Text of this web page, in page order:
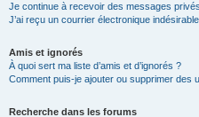
Je continue à recevoir des messages
J’ai reçu un courrier électronique
Amis et ignorés
À quoi sert ma liste d’amis et d’ignorés ?
Comment puis-je ajouter ou supprimer des
Recherche dans les forums